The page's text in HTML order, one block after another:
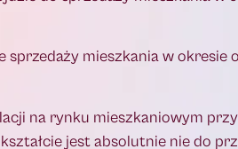
mieszkania w
na rynku mieszkaniowym
jest absolutnie nie do